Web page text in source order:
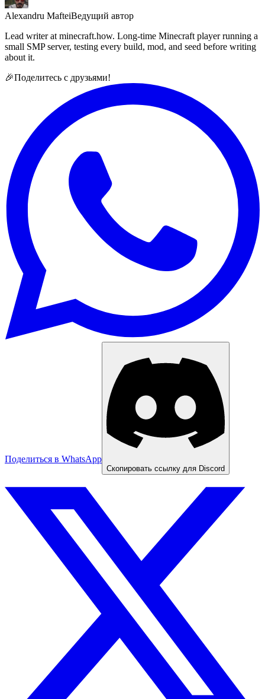
Alexandru MafteiВедущий автор
Lead writer at minecraft.how. Long-time Minecraft player running a
small SMP server, testing every build, mod, and seed before writing
about it.
🎉Поделитесь с друзьями!
Поделиться в WhatsApp
Скопировать ссылку для Discord